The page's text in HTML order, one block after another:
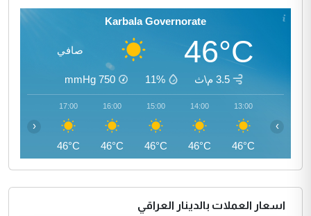
Karbala Governorate
46°C صافي
3.5 م\ث 11%
750
mmHg
13:00
46°C
14:00
46°C
15:00
46°C
16:00
46°C
17:00
46°C
‹ ›
اسعار العملات بالدينار العراقي